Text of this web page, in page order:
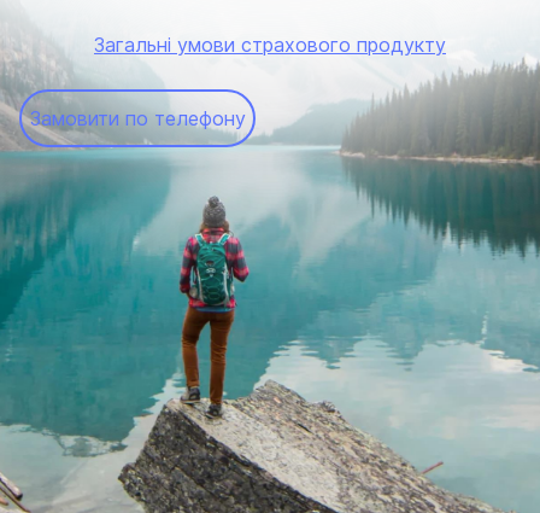
Загальні умови страхового продукту
Замовити по телефону